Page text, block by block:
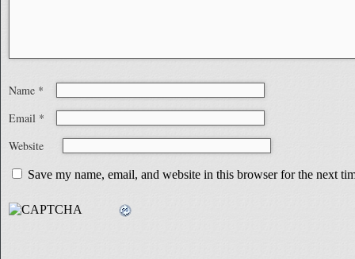
Name *
Email *
Website
Save my name, email, and website in this browser for the next